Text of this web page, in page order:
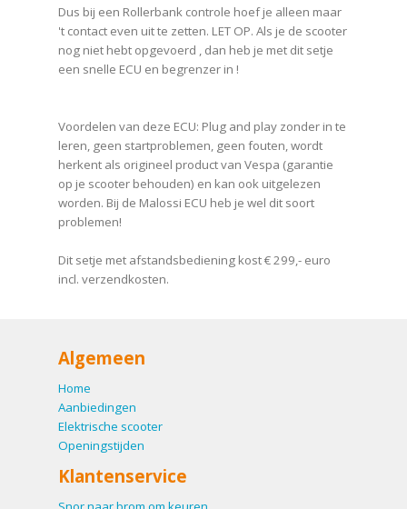
Dus bij een Rollerbank controle hoef je alleen maar
't contact even uit te zetten. LET OP. Als je de scooter
nog niet hebt opgevoerd , dan heb je met dit setje
een snelle ECU en begrenzer in !
Voordelen van deze ECU: Plug and play zonder in te
leren, geen startproblemen, geen fouten, wordt
herkent als origineel product van Vespa (garantie
op je scooter behouden) en kan ook uitgelezen
worden. Bij de Malossi ECU heb je wel dit soort
problemen!
Dit setje met afstandsbediening kost € 299,- euro
incl. verzendkosten.
Algemeen
Home
Aanbiedingen
Elektrische scooter
Openingstijden
Klantenservice